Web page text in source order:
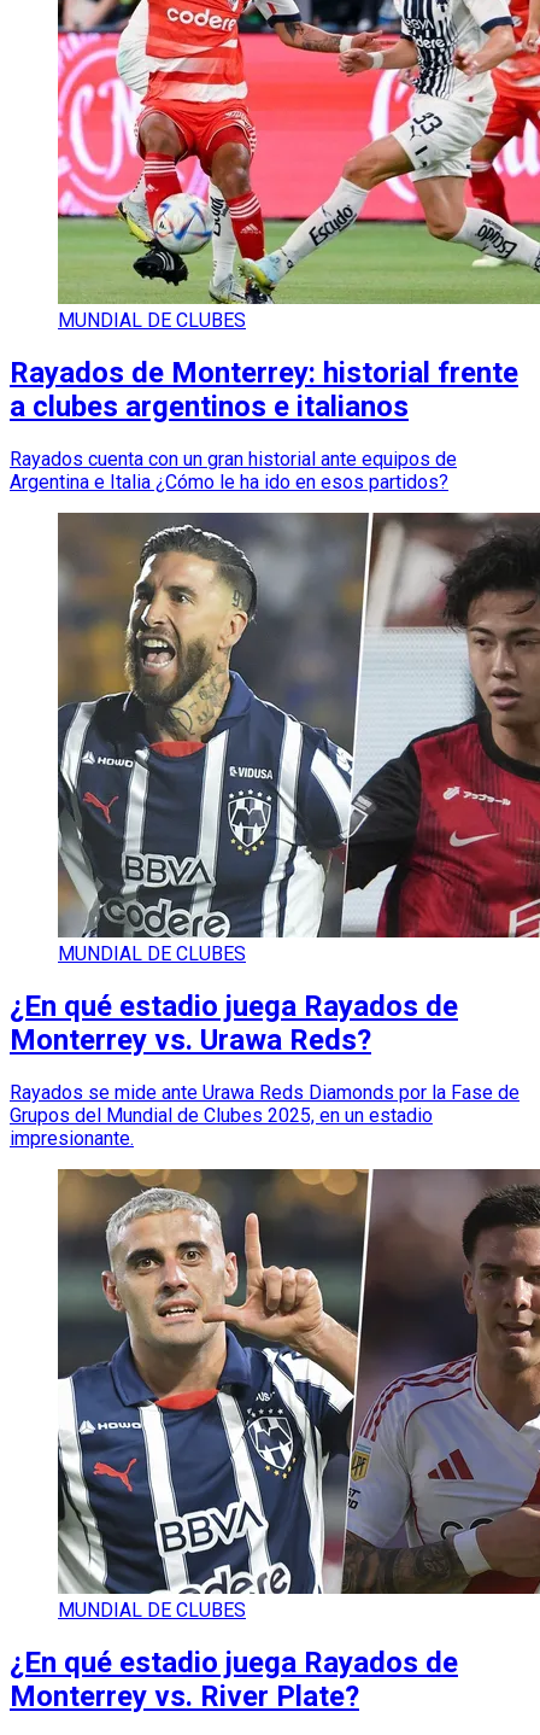
MUNDIAL DE CLUBES
Rayados de Monterrey: historial frente
a clubes argentinos e italianos
Rayados cuenta con un gran historial ante equipos de
Argentina e Italia ¿Cómo le ha ido en esos partidos?
MUNDIAL DE CLUBES
¿En qué estadio juega Rayados de
Monterrey vs. Urawa Reds?
Rayados se mide ante Urawa Reds Diamonds por la Fase de
Grupos del Mundial de Clubes 2025, en un estadio
impresionante.
MUNDIAL DE CLUBES
¿En qué estadio juega Rayados de
Monterrey vs. River Plate?